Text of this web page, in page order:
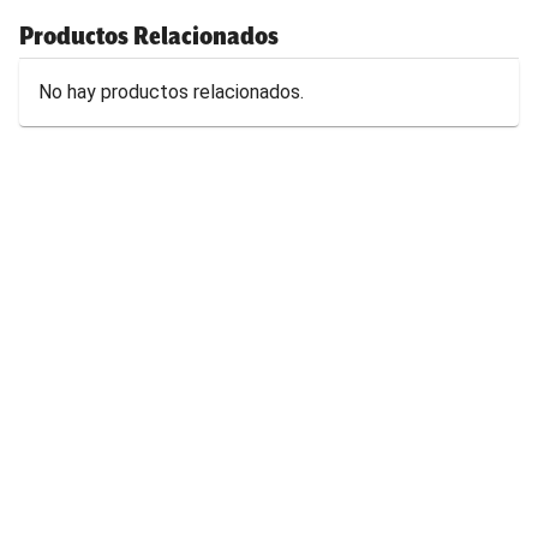
Productos Relacionados
No hay productos relacionados.